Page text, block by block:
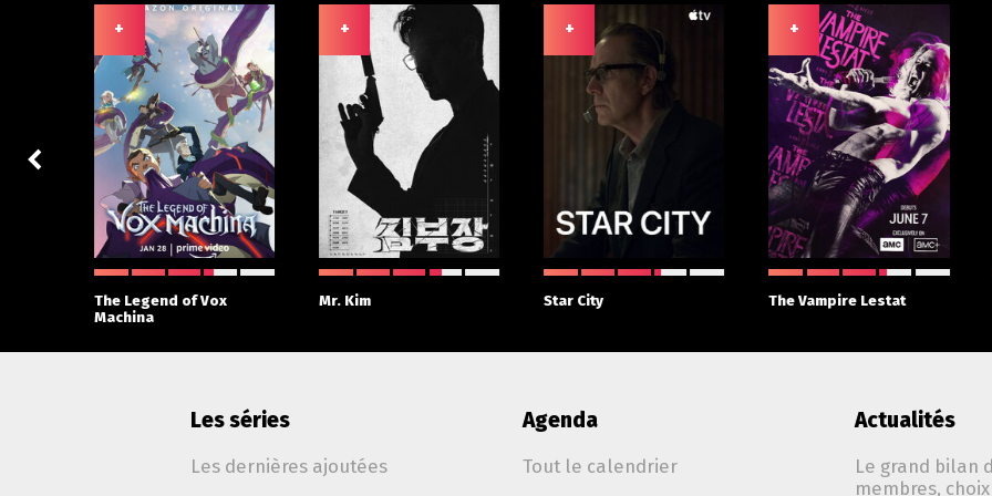
+
The Legend of Vox
Machina
+
Mr. Kim
+
Star City
+
The Vampire Lestat
Les séries
Les dernières ajoutées
Agenda
Tout le calendrier
Actualités
Le grand bilan
membres,